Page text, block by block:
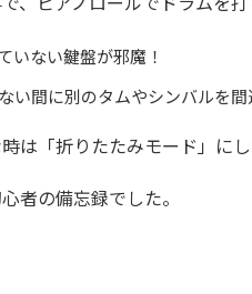
いない鍵盤が邪魔！
い間に別のタムやシンバルを
は「折りたたみモード」にし
者の備忘録でした。